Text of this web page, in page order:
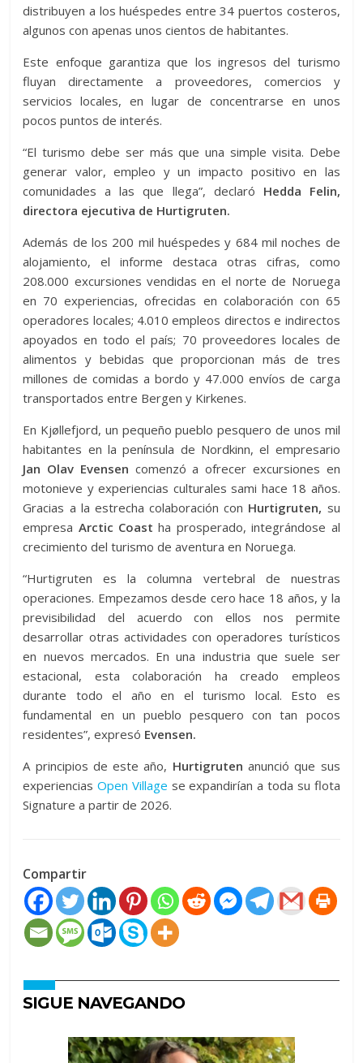
distribuyen a los huéspedes entre 34 puertos costeros,
algunos con apenas unos cientos de habitantes.
Este enfoque garantiza que los ingresos del turismo
fluyan directamente a proveedores, comercios y
servicios locales, en lugar de concentrarse en unos
pocos puntos de interés.
“El turismo debe ser más que una simple visita. Debe
generar valor, empleo y un impacto positivo en las
comunidades a las que llega”, declaró Hedda Felin,
directora ejecutiva de Hurtigruten.
Además de los 200 mil huéspedes y 684 mil noches de
alojamiento, el informe destaca otras cifras, como
208.000 excursiones vendidas en el norte de Noruega
en 70 experiencias, ofrecidas en colaboración con 65
operadores locales; 4.010 empleos directos e indirectos
apoyados en todo el país; 70 proveedores locales de
alimentos y bebidas que proporcionan más de tres
millones de comidas a bordo y 47.000 envíos de carga
transportados entre Bergen y Kirkenes.
En Kjøllefjord, un pequeño pueblo pesquero de unos mil
habitantes en la península de Nordkinn, el empresario
Jan Olav Evensen comenzó a ofrecer excursiones en
motonieve y experiencias culturales sami hace 18 años.
Gracias a la estrecha colaboración con Hurtigruten, su
empresa Arctic Coast ha prosperado, integrándose al
crecimiento del turismo de aventura en Noruega.
“Hurtigruten es la columna vertebral de nuestras
operaciones. Empezamos desde cero hace 18 años, y la
previsibilidad del acuerdo con ellos nos permite
desarrollar otras actividades con operadores turísticos
en nuevos mercados. En una industria que suele ser
estacional, esta colaboración ha creado empleos
durante todo el año en el turismo local. Esto es
fundamental en un pueblo pesquero con tan pocos
residentes”, expresó Evensen.
A principios de este año, Hurtigruten anunció que sus
experienciasOpen Village se expandirían a toda su flota
Signature a partir de 2026.
Compartir
SIGUE NAVEGANDO